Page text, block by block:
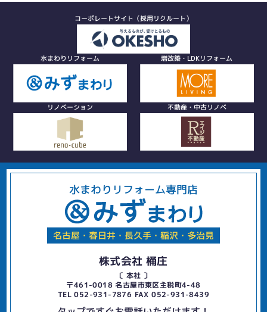
コーポレートサイト（採用リクルート）
水まわりリフォーム 増改築・LDKリフォーム
リノベーション 不動産・中古リノベ
水まわりリフォーム専門店
名古屋・春日井・長久手・稲沢・多治見
株式会社 桶庄
〔 本社 〕
〒461-0018 名古屋市東区主税町4-48
TEL 052-931-7876 FAX 052-931-8439